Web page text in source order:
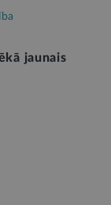
jaunais